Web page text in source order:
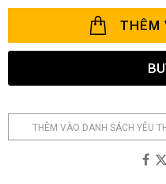
THÊM
THÊM VÀO DANH SÁCH YÊU